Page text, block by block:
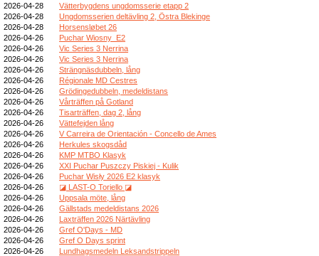
2026-04-28
Vätterbygdens ungdomsserie etapp 2
2026-04-28
Ungdomsserien deltävling 2, Östra Blekinge
2026-04-28
Horsensløbet 26
2026-04-26
Puchar Wiosny_E2
2026-04-26
Vic Series 3 Nerrina
2026-04-26
Vic Series 3 Nerrina
2026-04-26
Strängnäsdubbeln, lång
2026-04-26
Régionale MD Cestres
2026-04-26
Grödingedubbeln, medeldistans
2026-04-26
Vårträffen på Gotland
2026-04-26
Tisarträffen, dag 2, lång
2026-04-26
Vättefejden lång
2026-04-26
V Carreira de Orientación - Concello de Ames
2026-04-26
Herkules skogsdåd
2026-04-26
KMP MTBO Klasyk
2026-04-26
XXI Puchar Puszczy Piskiej - Kulik
2026-04-26
Puchar Wisły 2026 E2 klasyk
2026-04-26
◪ LAST-O Toriello ◪
2026-04-26
Uppsala möte, lång
2026-04-26
Gällstads medeldistans 2026
2026-04-26
Laxträffen 2026 Närtävling
2026-04-26
Gref O'Days - MD
2026-04-26
Gref O Days sprint
2026-04-26
Lundhagsmedeln Leksandstrippeln